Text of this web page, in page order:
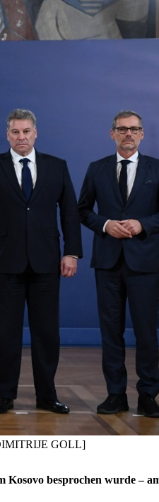
GOLL]
besprochen wurde –